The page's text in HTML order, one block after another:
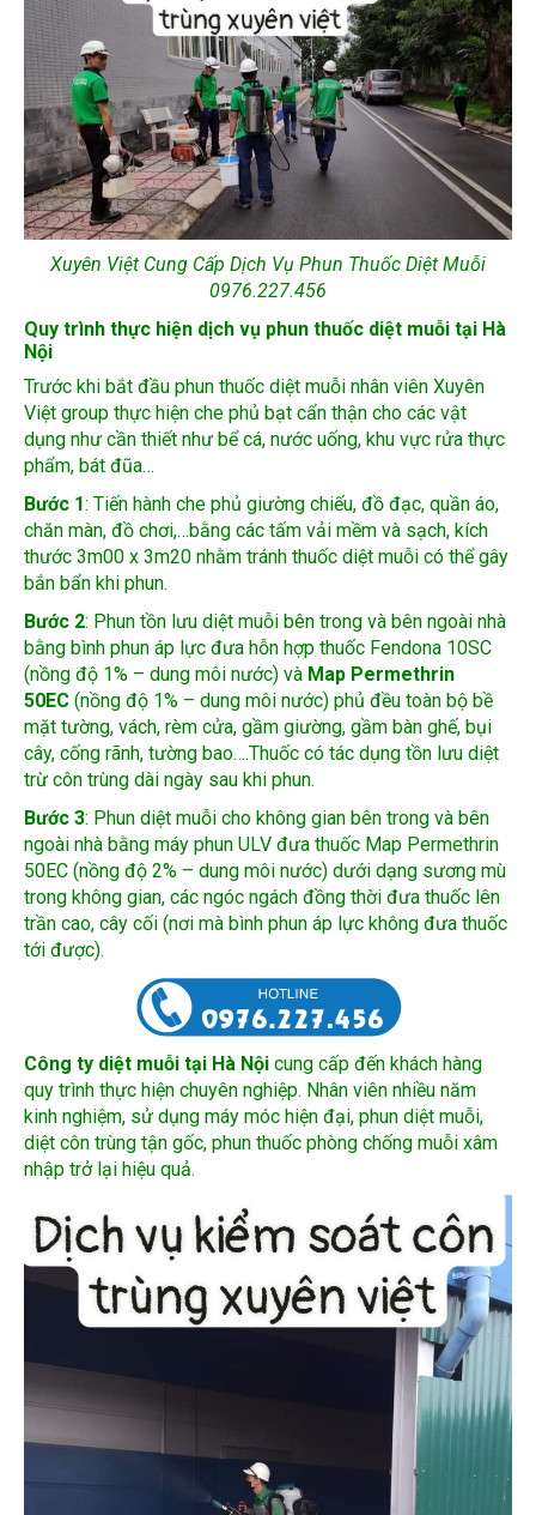
Xuyên Việt Cung Cấp Dịch Vụ Phun Thuốc Diệt Muỗi
0976.227.456
Quy trình thực hiện dịch vụ phun thuốc diệt muỗi tại Hà
Trước khi bắt đầu phun thuốc diệt muỗi nhân viên Xuyên
Việt group thực hiện che phủ bạt cẩn thận cho các vật
dụng như cần thiết như bể cá, nước uống, khu vực rửa thực
phẩm, bát đũa…
Bước 1: Tiến hành che phủ giường chiếu, đồ đạc, quần áo,
thước 3m00 x 3m20 nhằm tránh thuốc diệt muỗi có thể gây
bắn bẩn khi phun.
Bước 2: Phun tồn lưu diệt muỗi bên trong và bên ngoài nhà
(nồng độ 1% – dung môi nước) vàMap Permethrin
50EC (nồng độ 1% – dung môi nước) phủ đều toàn bộ bề
mặt tường, vách, rèm cửa, gầm giường, gầm bàn ghế, bụi
cây, cống rãnh, tường bao….Thuốc có tác dụng tồn lưu diệt
trừ côn trùng dài ngày sau khi phun.
Bước 3 : Phun diệt muỗi cho không gian bên trong và bên
50EC (nồng độ 2% – dung môi nước) dưới dạng sương mù
trong không gian, các ngóc ngách đồng thời đưa thuốc lên
trần cao, cây cối (nơi mà bình phun áp lực không đưa thuốc
tới được).
Công ty diệt muỗi tại Hà Nội cung cấp đến khách hàng
quy trình thực hiện chuyên nghiệp. Nhân viên nhiều năm
kinh nghiệm, sử dụng máy móc hiện đại, phun diệt muỗi,
diệt côn trùng tận gốc, phun thuốc phòng chống muỗi xâm
nhập trở lại hiệu quả.